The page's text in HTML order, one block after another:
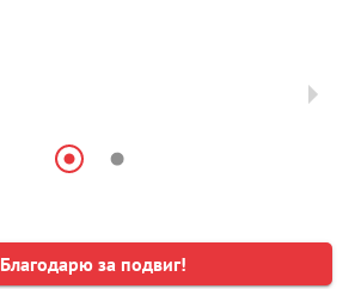
Благодарю за подвиг!